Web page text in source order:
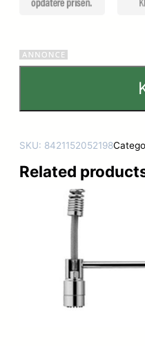
SKU: 8421152052198
Related